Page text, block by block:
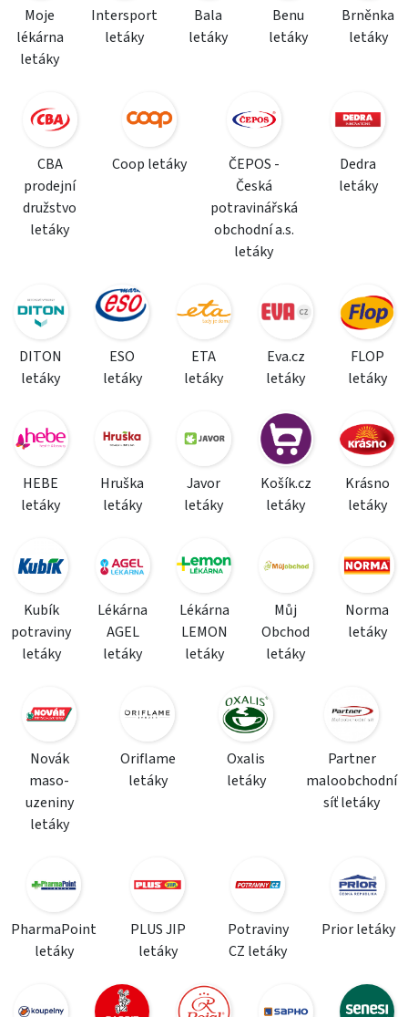
Moje
lékárna
letáky
Intersport
letáky
Bala
letáky
Benu
letáky
Brněnka
letáky
CBA
prodejní
družstvo
letáky
Coop letáky
ČEPOS -
Česká
potravinářská
obchodní a.s.
letáky
Dedra
letáky
DITON
letáky
ESO
letáky
ETA
letáky
Eva.cz
letáky
FLOP
letáky
HEBE
letáky
Hruška
letáky
Javor
letáky
Košík.cz
letáky
Krásno
letáky
Kubík
potraviny
letáky
Lékárna
AGEL
letáky
Lékárna
LEMON
letáky
Můj
Obchod
letáky
Norma
letáky
Novák
maso-
uzeniny
letáky
Oriflame
letáky
Oxalis
letáky
Partner
maloobchodní
síť letáky
PharmaPoint
letáky
PLUS JIP
letáky
Potraviny
CZ letáky
Prior letáky